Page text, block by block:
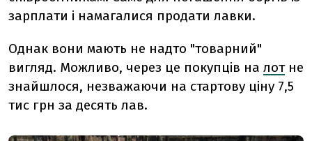
зарплати і намагалися продати лавки.
Однак вони мають не надто "товарний"
вигляд. Можливо, через це покупців на лотне
знайшлося, незважаючи на стартову ціну 7,5
тис грн за десять лав.